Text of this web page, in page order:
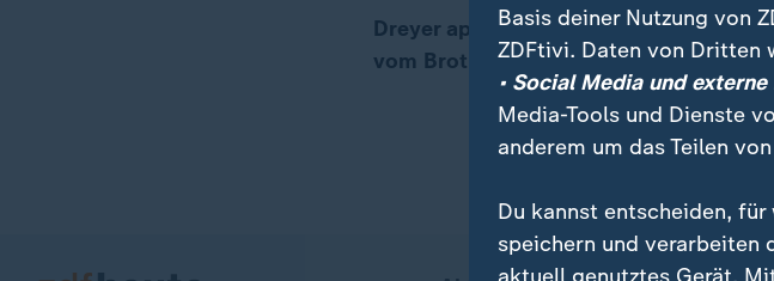
00:08
Dreyer appelliert an das
vom Brot nehmen von Menschen wie
Basis deiner Nutzung von
ZDFtivi. Daten von Dritten
• Social Media und
Media-Tools und Dienste
anderem um das Teilen
Du kannst entscheiden,
speichern und verarbeiten